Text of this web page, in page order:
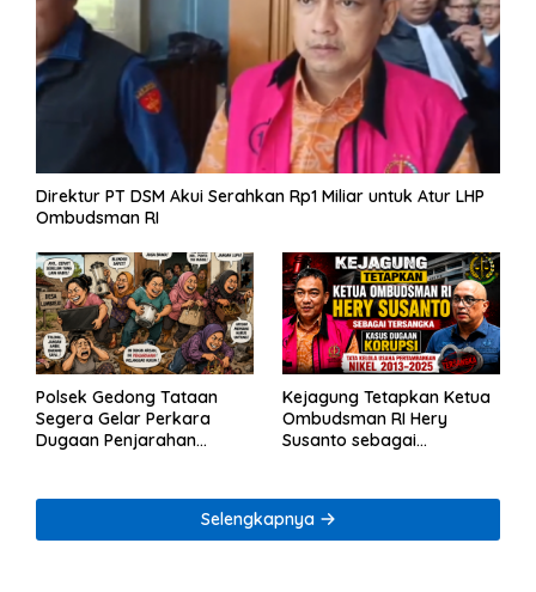
Direktur PT DSM Akui Serahkan Rp1 Miliar untuk Atur LHP
Ombudsman RI
Polsek Gedong Tataan
Segera Gelar Perkara
Dugaan Penjarahan
Kejagung Tetapkan Ketua
Ombudsman RI Hery
Susanto sebagai
Tambang Nikel
Selengkapnya